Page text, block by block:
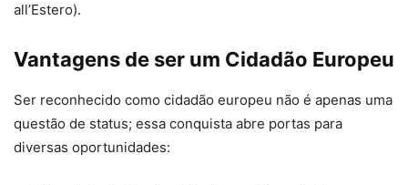
all’Estero).
Vantagens de ser um Cidadão Europeu
Ser reconhecido como cidadão europeu não é apenas uma
questão de status; essa conquista abre portas para
diversas oportunidades: